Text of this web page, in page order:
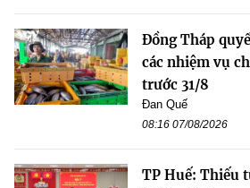
Đồng Tháp
các nhiệm vụ
trước 31/8
Đan Quế
08:16 07/08/2026
TP Huế: Thiếu